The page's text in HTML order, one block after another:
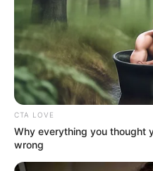
Quermania folgen:
CTA LOVE
Why everything you thought
wrong